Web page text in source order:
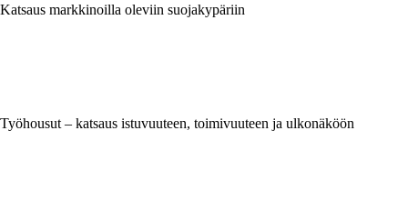
Katsaus markkinoilla oleviin suojakypäriin
Työhousut – katsaus istuvuuteen, toimivuuteen ja ulkonäköön